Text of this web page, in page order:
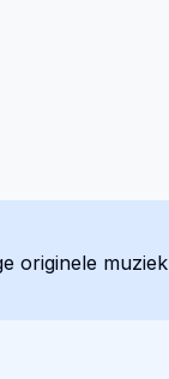
originele